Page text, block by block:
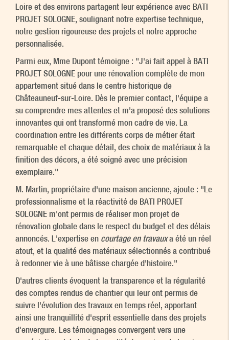
Loire et des environs partagent leur expérience avec BATI
PROJET SOLOGNE, soulignant notre expertise technique,
notre gestion rigoureuse des projets et notre approche
personnalisée.
Parmi eux, Mme Dupont témoigne : "J'ai fait appel à BATI
PROJET SOLOGNE pour une rénovation complète de mon
appartement situé dans le centre historique de
Châteauneuf-sur-Loire. Dès le premier contact, l'équipe a
su comprendre mes attentes et m'a proposé des solutions
innovantes qui ont transformé mon cadre de vie. La
coordination entre les différents corps de métier était
remarquable et chaque détail, des choix de matériaux à la
finition des décors, a été soigné avec une précision
exemplaire."
M. Martin, propriétaire d'une maison ancienne, ajoute : "Le
professionnalisme et la réactivité de BATI PROJET
SOLOGNE m'ont permis de réaliser mon projet de
rénovation globale dans le respect du budget et des délais
annoncés. L'expertise en courtage en travauxa été un réel
atout, et la qualité des matériaux sélectionnés a contribué
à redonner vie à une bâtisse chargée d'histoire."
D'autres clients évoquent la transparence et la régularité
des comptes rendus de chantier qui leur ont permis de
suivre l'évolution des travaux en temps réel, apportant
ainsi une tranquillité d'esprit essentielle dans des projets
d'envergure. Les témoignages convergent vers une